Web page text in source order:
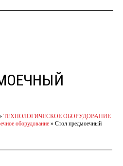
ТЕХНОЛОГИЧЕСКОЕ ОБОРУДОВАНИЕ
оборудование » Стол предмоечный